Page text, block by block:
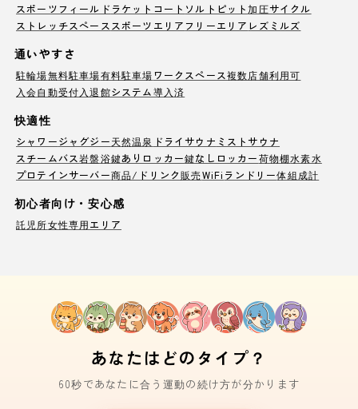
スポーツフィールド ラケットコート ソルトピット加圧サイクル
ストレッチスペース スポーツエリア フリーエリア レズミルズ
通いやすさ
駐輪場無料駐車場有料駐車場ワークスペース複数店舗利用可
入会自動受付 入退館システム導入済
快適性
シャワージャグジー天然温泉 ドライサウナ ミストサウナ
スチームバス岩盤浴鍵ありロッカー鍵なしロッカー荷物棚水素水
プロテインサーバー商品/ドリンク販売WiFi ランドリー体組成計
初心者向け・安心感
託児所女性専用エリア
あなたはどのタイプ？
60秒であなたに合う運動の続け方が分かります